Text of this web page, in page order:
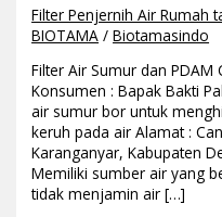
Filter Penjernih Air Rumah
BIOTAMA /Biotamasindo
Filter Air Sumur dan
Konsumen : Bapak Bakti
air sumur bor untuk
keruh pada air Alamat :
Karanganyar, Kabupaten
Memiliki sumber air yang
tidak menjamin air […]